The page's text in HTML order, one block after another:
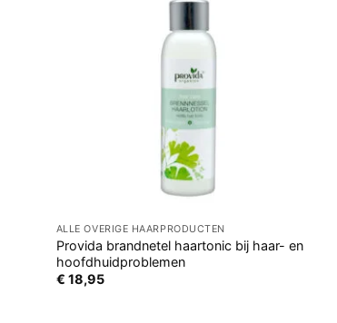
ALLE OVERIGE HAARPRODUCTEN
Provida brandnetel haartonic bij haar- en
hoofdhuidproblemen
€ 18,95